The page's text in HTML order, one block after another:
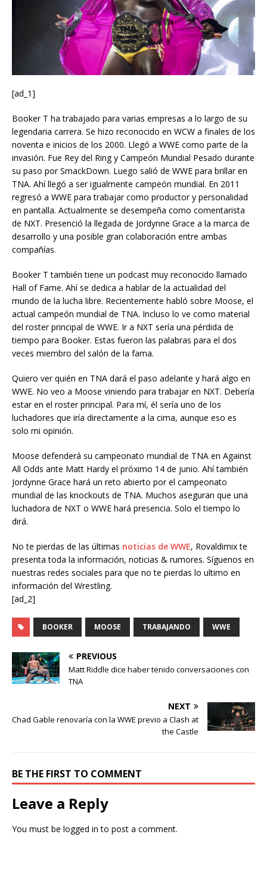
[ad_1]
Booker T ha trabajado para varias empresas a lo largo de su
legendaria carrera. Se hizo reconocido en WCW a finales de los
noventa e inicios de los 2000. Llegó a WWE como parte de la
invasión. Fue Rey del Ring y Campeón Mundial Pesado durante
su paso por SmackDown. Luego salió de WWE para brillar en
TNA. Ahí llegó a ser igualmente campeón mundial. En 2011
regresó a WWE para trabajar como productor y personalidad
en pantalla. Actualmente se desempeña como comentarista
de NXT. Presenció la llegada de Jordynne Grace a la marca de
desarrollo y una posible gran colaboración entre ambas
compañías.
Booker T también tiene un podcast muy reconocido llamado
Hall of Fame. Ahí se dedica a hablar de la actualidad del
mundo de la lucha libre. Recientemente habló sobre Moose, el
actual campeón mundial de TNA. Incluso lo ve como material
del roster principal de WWE. Ir a NXT sería una pérdida de
tiempo para Booker. Estas fueron las palabras para el dos
veces miembro del salón de la fama.
Quiero ver quién en TNA dará el paso adelante y hará algo en
WWE. No veo a Moose viniendo para trabajar en NXT. Debería
estar en el roster principal. Para mí, él sería uno de los
luchadores que iría directamente a la cima, aunque eso es
solo mi opinión.
Moose defenderá su campeonato mundial de TNA en Against
All Odds ante Matt Hardy el próximo 14 de junio. Ahí también
Jordynne Grace hará un reto abierto por el campeonato
mundial de las knockouts de TNA. Muchos aseguran que una
luchadora de NXT o WWE hará presencia. Solo el tiempo lo
dirá.
No te pierdas de las últimas noticias de WWE, Rovaldimix te
presenta toda la información, noticias & rumores. Síguenos en
nuestras redes sociales para que no te pierdas lo ultimo en
información del Wrestling.
[ad_2]
BOOKER MOOSE TRABAJANDO WWE
PREVIOUS
Matt Riddle dice haber tenido conversaciones con
TNA
NEXT
Chad Gable renovaría con la WWE previo a Clash at
the Castle
BE THE FIRST TO COMMENT
Leave a Reply
You must be logged in to post a comment.